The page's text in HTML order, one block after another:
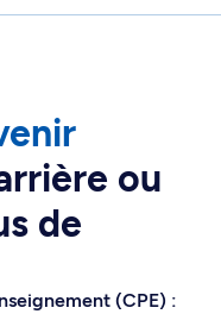
ou
de
(CPE) :